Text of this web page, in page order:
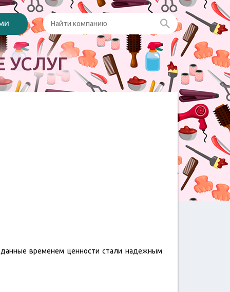
УСЛУГ
временем ценности стали надежным